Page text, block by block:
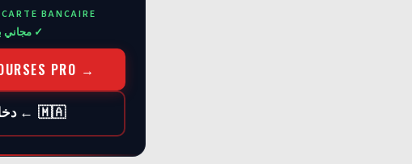
BANCAIRE
✓ مجاني
PRO →
🇲🇦 ← دخل لـ CasaCourses Pro